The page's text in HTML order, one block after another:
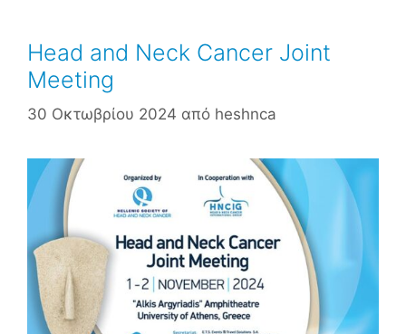
Head and Neck Cancer Joint
Meeting
30 Οκτωβρίου 2024 από heshnca